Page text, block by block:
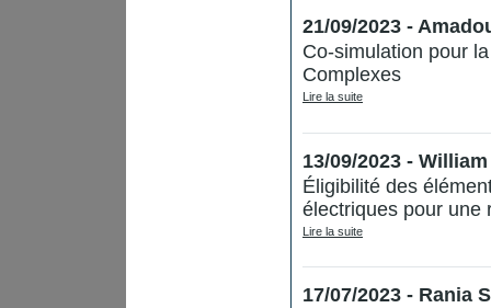
21/09/2023 -
Co-simulation pour
Complexes
Lire la suite
13/09/2023 -
Éligibilité des
électriques pour une
Lire la suite
17/07/2023 - Rania